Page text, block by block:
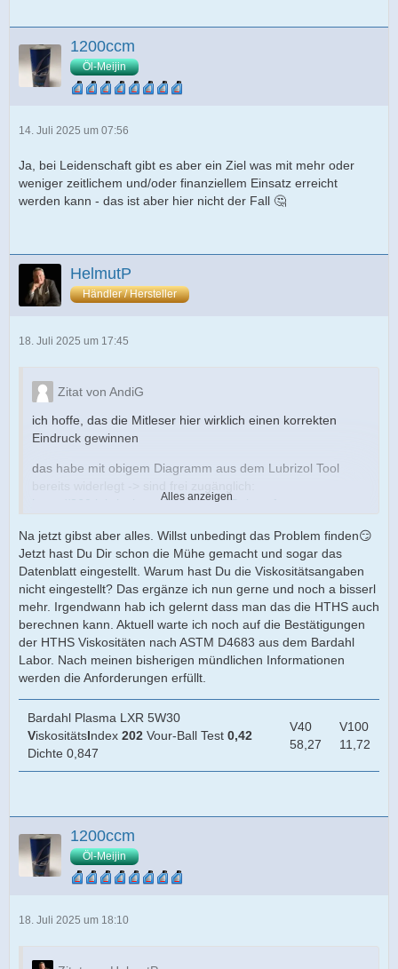
1200ccm
Öl-Meijin
14. Juli 2025 um 07:56
Ja, bei Leidenschaft gibt es aber ein Ziel was mit mehr oder
weniger zeitlichem und/oder finanziellem Einsatz erreicht
werden kann - das ist aber hier nicht der Fall 🤔
HelmutP
Händler / Hersteller
18. Juli 2025 um 17:45
Zitat von AndiG
ich hoffe, das die Mitleser hier wirklich einen korrekten
Eindruck gewinnen
das habe mit obigem Diagramm aus dem Lubrizol Tool
https://360.lubrizol.com/Resources/Rela…rformance-
zudem setzen alle von dir genannten Herstellernormen ein
ACEA C3 low SAPS Profil voraus mit den entsprechenden
Anforderungen an die diversen Motorentests
auf ACEA Level passt deine Aussage noch
aber spätestens wenn nun die Herstellernormen dazu
kommen, wird es dünn für deine Aussage
Alles anzeigen
Na jetzt gibst aber alles. Willst unbedingt das Problem finden😏
Jetzt hast Du Dir schon die Mühe gemacht und sogar das
Datenblatt eingestellt. Warum hast Du die Viskositätsangaben
nicht eingestellt? Das ergänze ich nun gerne und noch a bisserl
mehr. Irgendwann hab ich gelernt dass man das die HTHS auch
berechnen kann. Aktuell warte ich noch auf die Bestätigungen
der HTHS Viskositäten nach ASTM D4683 aus dem Bardahl
Labor. Nach meinen bisherigen mündlichen Informationen
werden die Anforderungen erfüllt.
Bardahl Plasma LXR 5W30
ViskositätsIndex 202 Vour-Ball Test 0,42
Dichte 0,847
V40
58,27
V100
11,72
1200ccm
Öl-Meijin
18. Juli 2025 um 18:10